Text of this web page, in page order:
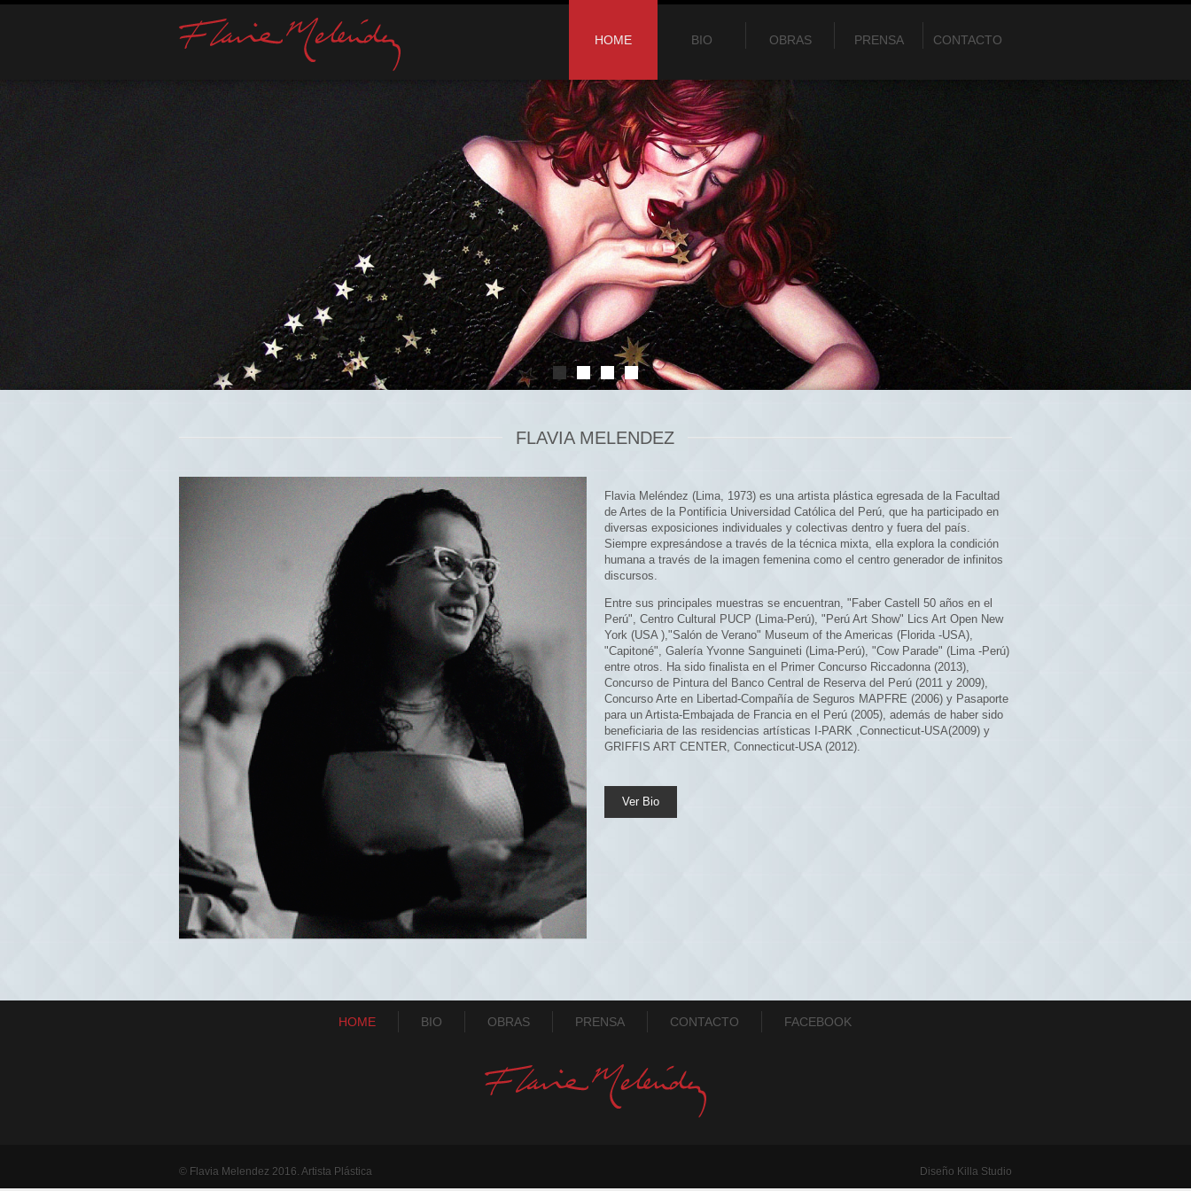
HOME BIO OBRAS PRENSA CONTACTO
FLAVIA MELENDEZ
Flavia Meléndez (Lima, 1973) es una artista plástica egresada de la Facultad
de Artes de la Pontificia Universidad Católica del Perú, que ha participado en
diversas exposiciones individuales y colectivas dentro y fuera del país.
Siempre expresándose a través de la técnica mixta, ella explora la condición
humana a través de la imagen femenina como el centro generador de infinitos
discursos.
Entre sus principales muestras se encuentran, "Faber Castell 50 años en el
Perú", Centro Cultural PUCP (Lima-Perú), "Perú Art Show" Lics Art Open New
York (USA ),"Salón de Verano" Museum of the Americas (Florida -USA),
"Capitoné", Galería Yvonne Sanguineti (Lima-Perú), "Cow Parade" (Lima -Perú)
entre otros. Ha sido finalista en el Primer Concurso Riccadonna (2013),
Concurso de Pintura del Banco Central de Reserva del Perú (2011 y 2009),
Concurso Arte en Libertad-Compañía de Seguros MAPFRE (2006) y Pasaporte
para un Artista-Embajada de Francia en el Perú (2005), además de haber sido
beneficiaria de las residencias artísticas I-PARK ,Connecticut-USA(2009) y
GRIFFIS ART CENTER, Connecticut-USA (2012).
Ver Bio
HOME BIO OBRAS PRENSA CONTACTO FACEBOOK
© Flavia Melendez 2016. Artista Plástica Diseño Killa Studio